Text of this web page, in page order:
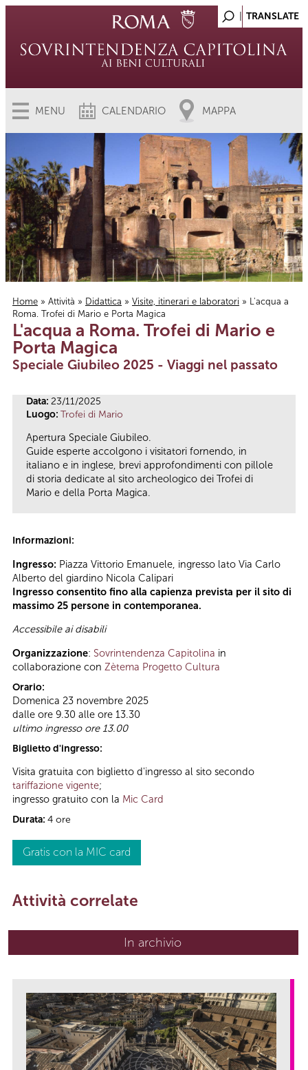
MENU CALENDARIO MAPPA
Tu sei qui
Home » Attività » Didattica » Visite, itinerari e laboratori » L'acqua a
Roma. Trofei di Mario e Porta Magica
L'acqua a Roma. Trofei di Mario e
Porta Magica
Speciale Giubileo 2025 - Viaggi nel passato
Data: 23/11/2025
Luogo: Trofei di Mario
Apertura Speciale Giubileo.
Guide esperte accolgono i visitatori fornendo, in
italiano e in inglese, brevi approfondimenti con pillole
di storia dedicate al sito archeologico dei Trofei di
Mario e della Porta Magica.
Informazioni:
Ingresso: Piazza Vittorio Emanuele, ingresso lato Via Carlo
Alberto del giardino Nicola Calipari
Ingresso consentito fino alla capienza prevista per il sito di
massimo 25 persone in contemporanea.
Accessibile ai disabili
Organizzazione: Sovrintendenza Capitolina in
collaborazione con Zètema Progetto Cultura
Orario:
Domenica 23 novembre 2025
dalle ore 9.30 alle ore 13.30
ultimo ingresso ore 13.00
Biglietto d'ingresso:
Visita gratuita con biglietto d'ingresso al sito secondo
tariffazione vigente;
ingresso gratuito con la Mic Card
Durata: 4 ore
Gratis con la MIC card
Attività correlate
In archivio